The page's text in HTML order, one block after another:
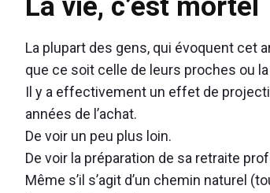
pour
Français
?"
La vie, c’est mortel
La plupart des gens, qui évoquent cet
que ce soit celle de leurs proches ou la
Il y a effectivement un effet de
années de l’achat.
De voir un peu plus loin.
De voir la préparation de sa retraite
Même s’il s’agit d’un chemin naturel